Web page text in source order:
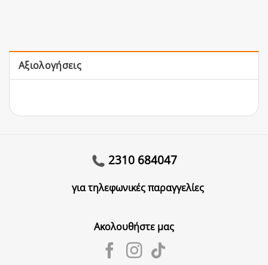
Αξιολογήσεις
2310 684047
για τηλεφωνικές παραγγελίες
Ακολουθήστε μας